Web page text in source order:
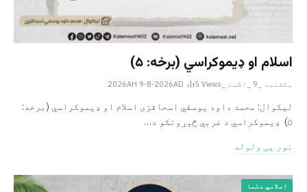
اسلام او ډیموکراسي (برخه: ۵)
یکشنبه _9 _اگست _2026AH 9-8-2026AD 5 Views
لیکوال: محمد داود یوسفي اسحاقزی اسلام او ډیموکراسي (برخه:
۵) ډیموکراسي د غربي څېړونکو د…
نور یی ولوله
اسلامي علما